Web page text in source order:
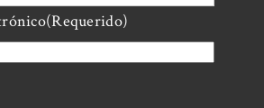
(Requerido)